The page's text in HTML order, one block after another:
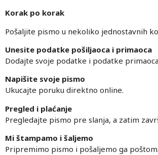
Korak po korak
Pošaljite pismo u nekoliko jednostavnih
Unesite podatke pošiljaoca i primaoca
Dodajte svoje podatke i podatke
Napišite svoje pismo
Ukucajte poruku direktno online.
Pregled i plaćanje
Pregledajte pismo pre slanja, a zatim
Mi štampamo i šaljemo
Pripremimo pismo i pošaljemo ga poštom.